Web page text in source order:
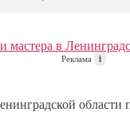
мастера в
Реклама i
области